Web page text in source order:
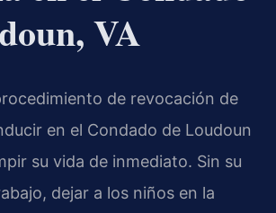
VA
de revocación de
en el Condado de Loudoun
su vida de inmediato. Sin su
dejar a los niños en la